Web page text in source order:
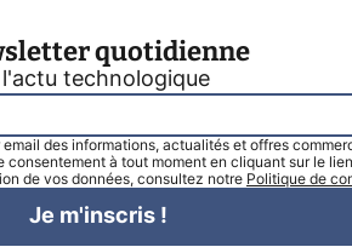
quotidienne
technologique
des informations, actualités et offres
consentement à tout moment en cliquant sur le
de vos données, consultez notre Politique de
Je m'inscris !